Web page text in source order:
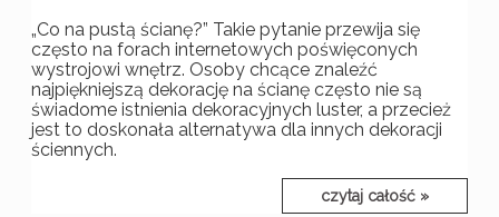
„Co na pustą ścianę?” Takie pytanie przewija się
często na forach internetowych poświęconych
wystrojowi wnętrz. Osoby chcące znaleźć
najpiękniejszą dekorację na ścianę często nie są
świadome istnienia dekoracyjnych luster, a przecież
jest to doskonała alternatywa dla innych dekoracji
ściennych.
czytaj całość »